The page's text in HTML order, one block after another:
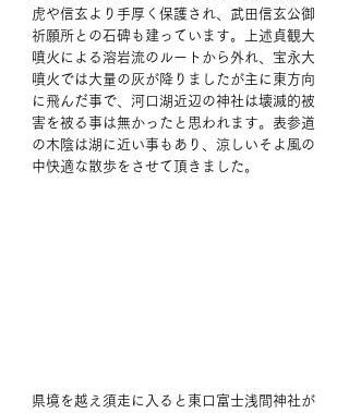
虎や信玄より手厚く保護され、武田信玄公御
祈願所との石碑も建っています。上述貞観大
噴火による溶岩流のルートから外れ、宝永大
噴火では大量の灰が降りましたが主に東方向
に飛んだ事で、河口湖近辺の神社は壊滅的被
害を被る事は無かったと思われます。表参道
の木陰は湖に近い事もあり、涼しいそよ風の
中快適な散歩をさせて頂きました。
県境を越え須走に入ると東口富士浅間神社が